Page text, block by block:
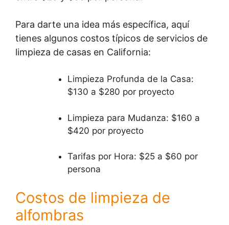
Para darte una idea más específica, aquí
tienes algunos costos típicos de servicios de
limpieza de casas en California:
Limpieza Profunda de la Casa:
$130 a $280 por proyecto
Limpieza para Mudanza: $160 a
$420 por proyecto
Tarifas por Hora: $25 a $60 por
persona
Costos de limpieza de
alfombras